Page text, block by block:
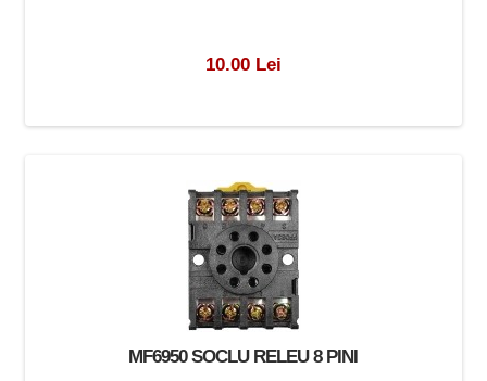
10.00 Lei
MF6950 SOCLU RELEU 8 PINI